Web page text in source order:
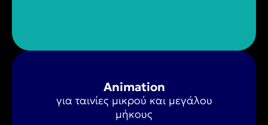
Animation
για ταινίες μικρού και μεγάλου
μήκους